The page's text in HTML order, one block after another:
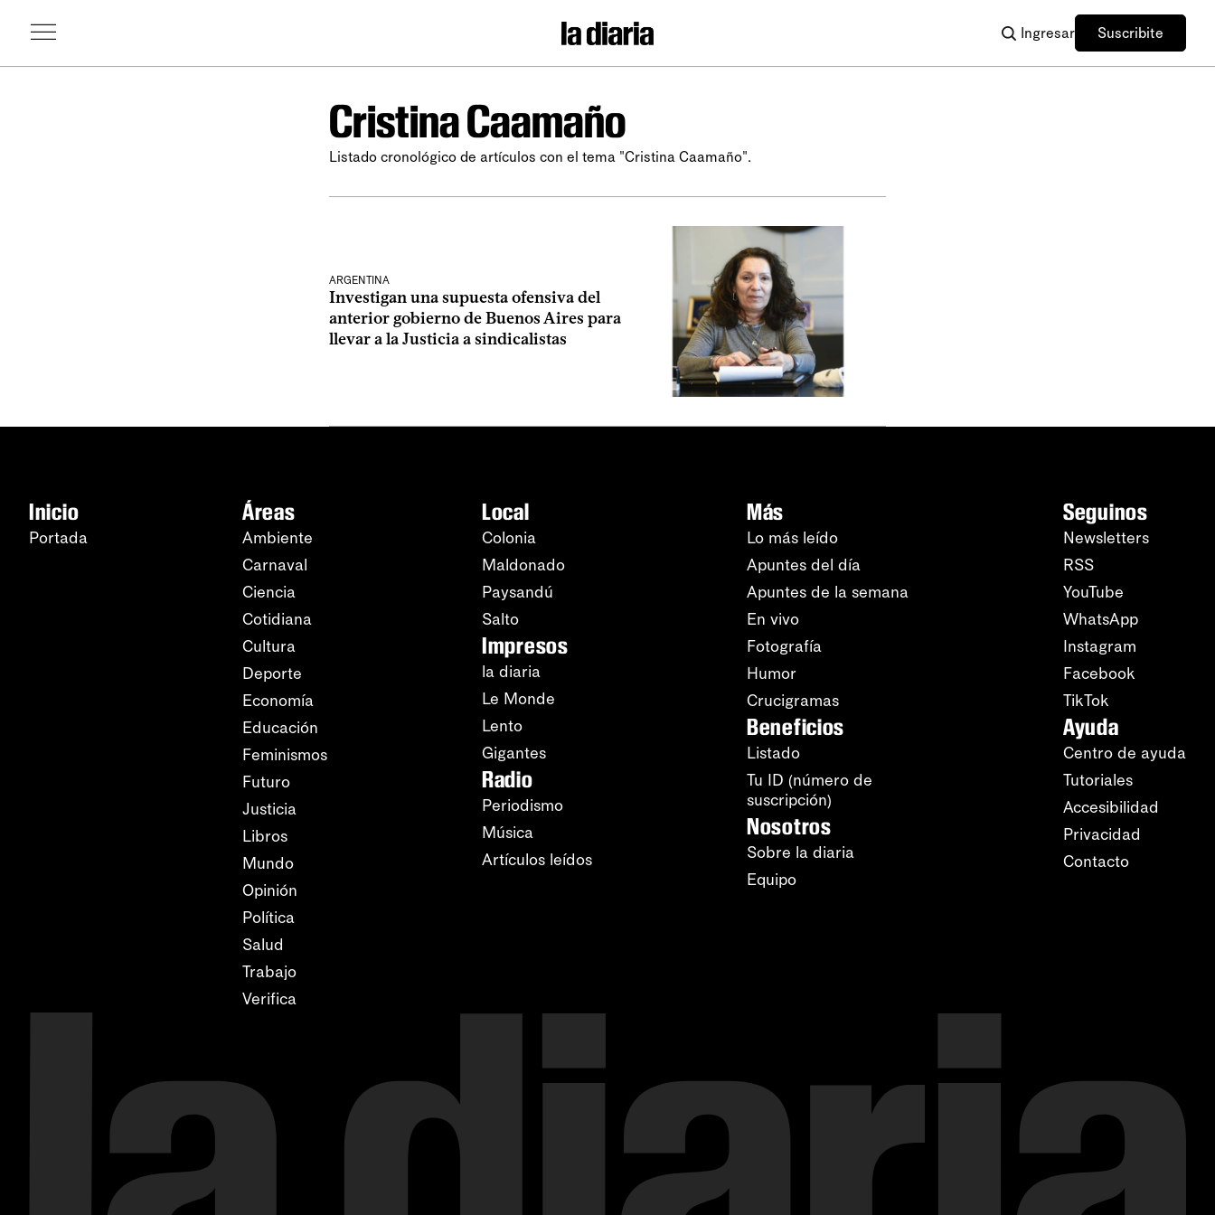
Ingresar Suscribite
Cristina Caamaño
Listado cronológico de artículos con el tema "Cristina Caamaño".
ARGENTINA
Investigan una supuesta ofensiva del
anterior gobierno de Buenos Aires para
llevar a la Justicia a sindicalistas
Inicio
Portada
Áreas
Ambiente
Carnaval
Ciencia
Cotidiana
Cultura
Deporte
Economía
Educación
Feminismos
Futuro
Justicia
Libros
Mundo
Opinión
Política
Salud
Trabajo
Verifica
Local
Colonia
Maldonado
Paysandú
Salto
Impresos
la diaria
Le Monde
Lento
Gigantes
Radio
Periodismo
Música
Artículos leídos
Más
Lo más leído
Apuntes del día
Apuntes de la semana
En vivo
Fotografía
Humor
Crucigramas
Beneficios
Listado
Tu ID (número de
suscripción)
Nosotros
Sobre la diaria
Equipo
Seguinos
Newsletters
RSS
YouTube
WhatsApp
Instagram
Facebook
TikTok
Ayuda
Centro de ayuda
Tutoriales
Accesibilidad
Privacidad
Contacto